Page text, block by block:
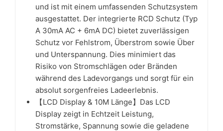
und ist mit einem umfassenden Schutzsystem
ausgestattet. Der integrierte RCD Schutz (Typ
A 30mA AC + 6mA DC) bietet zuverlässigen
Schutz vor Fehlstrom, Überstrom sowie Über
und Unterspannung. Dies minimiert das
Risiko von Stromschlägen oder Bränden
während des Ladevorgangs und sorgt für ein
absolut sorgenfreies Ladeerlebnis.
【LCD Display & 10M Länge】Das LCD
Display zeigt in Echtzeit Leistung,
Stromstärke, Spannung sowie die geladene